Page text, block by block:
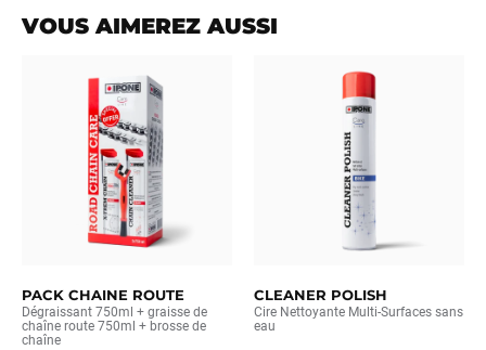
VOUS AIMEREZ AUSSI
PACK CHAINE ROUTE
Dégraissant 750ml + graisse de
chaîne route 750ml + brosse de
chaîne
CLEANER POLISH
Cire Nettoyante Multi-Surfaces sans
eau